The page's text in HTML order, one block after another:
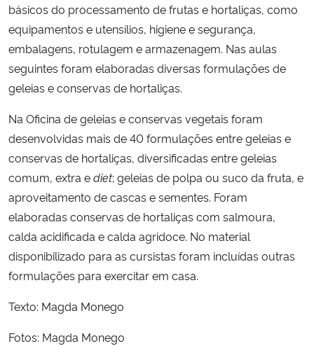
básicos do processamento de frutas e hortaliças, como
equipamentos e utensílios, higiene e segurança,
embalagens, rotulagem e armazenagem. Nas aulas
seguintes foram elaboradas diversas formulações de
geleias e conservas de hortaliças.
Na Oficina de geleias e conservas vegetais foram
desenvolvidas mais de 40 formulações entre geleias e
conservas de hortaliças, diversificadas entre geleias
comum, extra ediet; geleias de polpa ou suco da fruta, e
aproveitamento de cascas e sementes. Foram
elaboradas conservas de hortaliças com salmoura,
calda acidificada e calda agridoce. No material
disponibilizado para as cursistas foram incluídas outras
formulações para exercitar em casa.
Texto: Magda Monego
Fotos: Magda Monego